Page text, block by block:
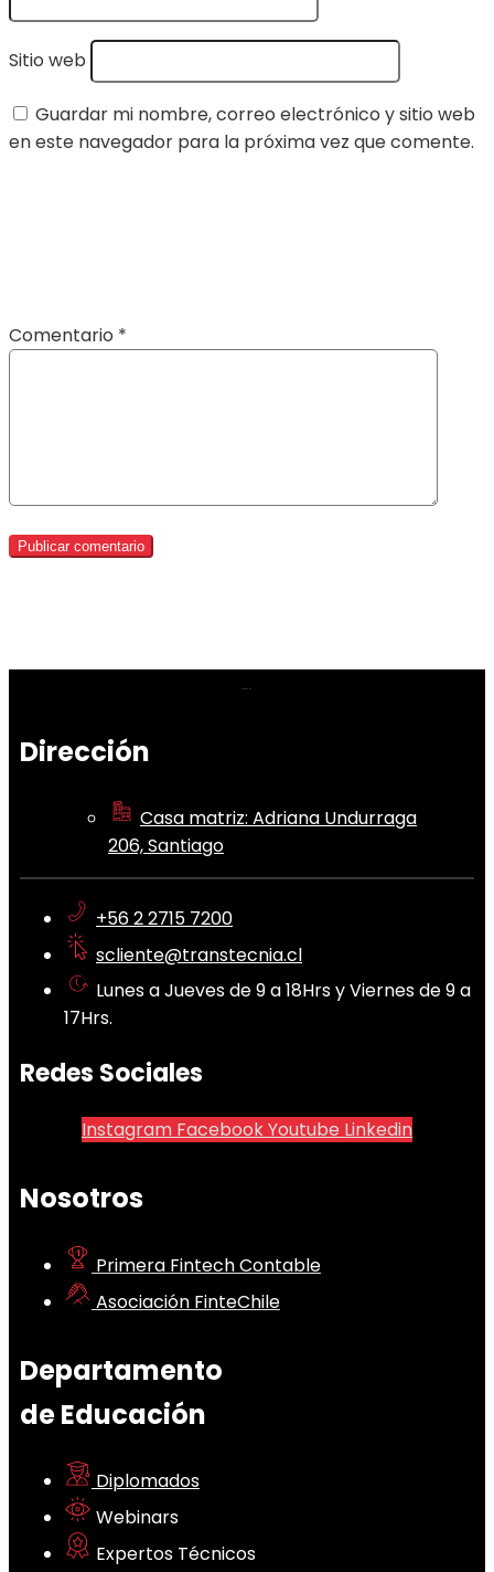
Sitio web
Guardar mi nombre, correo electrónico y sitio web
en este navegador para la próxima vez que comente.
Comentario *
Dirección
Casa matriz: Adriana Undurraga
206, Santiago
+56 2 2715 7200
scliente@transtecnia.cl
Lunes a Jueves de 9 a 18Hrs y Viernes de 9 a
17Hrs.
Redes Sociales
Instagram FacebookYoutube Linkedin
Nosotros
Primera Fintech Contable
Asociación FinteChile
Departamento
de Educación
Diplomados
Webinars
Expertos Técnicos